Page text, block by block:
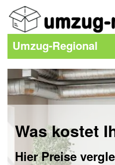
Umzug-Regional
Was kostet
Hier Preise